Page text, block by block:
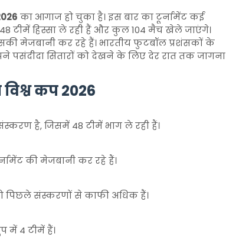
का आगाज हो चुका है। इस बार का टूर्नामेंट कई
टीमें हिस्सा ले रही हैं और कुल 104 मैच खेले जाएंगे।
मेजबानी कर रहे हैं। भारतीय फुटबॉल प्रशंसकों के
पसंदीदा सितारों को देखने के लिए देर रात तक जागना
विश्व कप 2026
है, जिसमें 48 टीमें भाग ले रही हैं।
की मेजबानी कर रहे हैं।
पिछले संस्करणों से काफी अधिक हैं।
में 4 टीमें हैं।